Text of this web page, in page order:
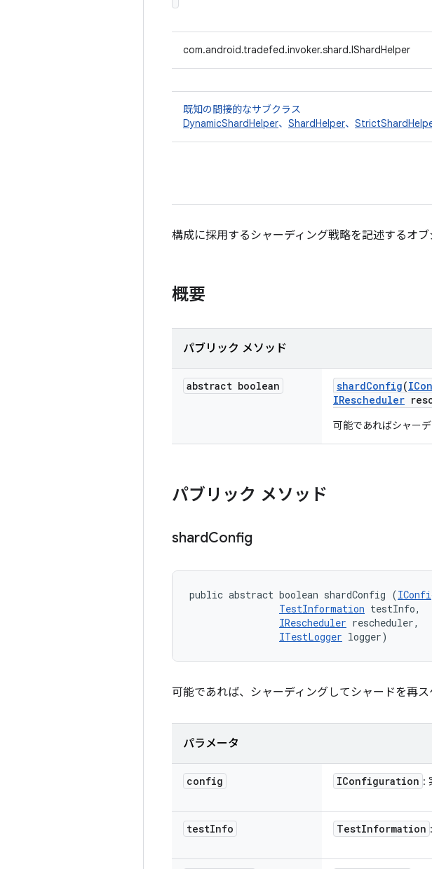
com.android.tradefed.invoker.shard.IShardHelper
既知の間接的なサブクラス
DynamicShardHelper、 ShardHelper、
構成に採用するシャーディング戦略を記述するオブ
概要
パブリック メソッド
abstract boolean shardConfig(
IRescheduler
可能であればシャー
パブリック メソッド
shardConfig
public abstract boolean shardConfig (
TestInformation testInfo,
IRescheduler rescheduler,
ITestLogger logger)
可能であれば、シャーディングしてシャードを再ス
パラメータ
config IConfiguration :
testInfo TestInformation